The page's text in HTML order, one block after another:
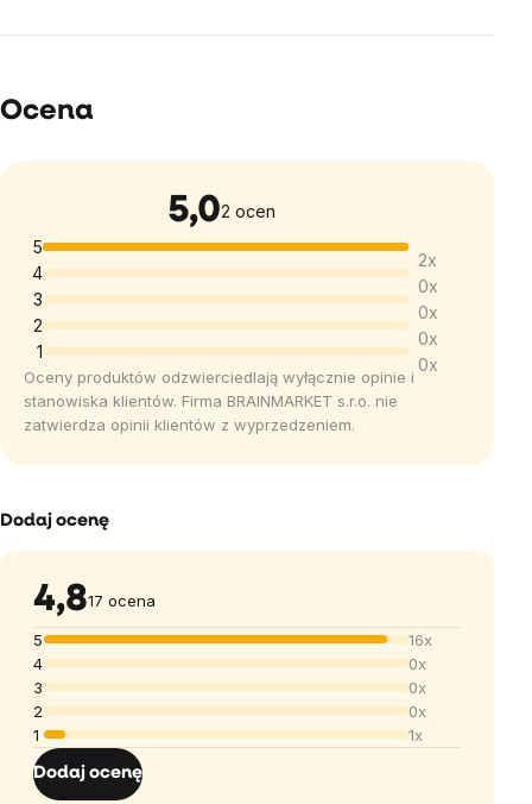
Ocena
5,0Średnia
ocena
produktu
wynosi
5,0
na
5
gwiazdek.
2 ocen
5
2x
4
0x
3
0x
2
0x
1
0x
Oceny produktów odzwierciedlają wyłącznie opinie i
stanowiska klientów. Firma BRAINMARKET s.r.o. nie
zatwierdza opinii klientów z wyprzedzeniem.
Dodaj ocenę
4,817 ocena
5
16x
4
0x
3
0x
2
0x
1
1x
Dodaj ocenę